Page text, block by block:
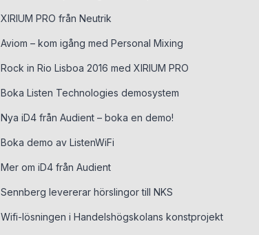
XIRIUM PRO från Neutrik
Aviom – kom igång med Personal Mixing
Rock in Rio Lisboa 2016 med XIRIUM PRO
Boka Listen Technologies demosystem
Nya iD4 från Audient – boka en demo!
Boka demo av ListenWiFi
Mer om iD4 från Audient
Sennberg levererar hörslingor till NKS
Wifi-lösningen i Handelshögskolans konstprojekt